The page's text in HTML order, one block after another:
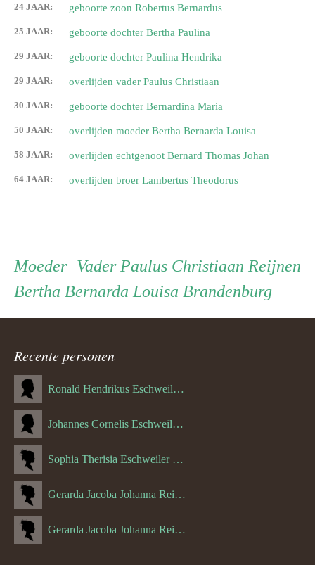
24 JAAR: geboorte zoon Robertus Bernardus
25 JAAR: geboorte dochter Bertha Paulina
29 JAAR: geboorte dochter Paulina Hendrika
29 JAAR: overlijden vader Paulus Christiaan
30 JAAR: geboorte dochter Bernardina Maria
50 JAAR: overlijden moeder Bertha Bernarda Louisa
58 JAAR: overlijden echtgenoot Bernard Thomas Johan
64 JAAR: overlijden broer Lambertus Theodorus
Persoon
ouder
navigatie
Vader Vader
Paulus Christiaan Reijnen
MoederMoeder
Bertha Bernarda Louisa Brandenburg
Recente personen
Ronald Hendrikus Eschweiler (04-12-1957)
Johannes Cornelis Eschweiler (06-10-1927)
Sophia Therisia Eschweiler (05-07-1923)
Gerarda Jacoba Johanna Reijnen (27-10-1908)
Gerarda Jacoba Johanna Reijnen (10-04-1910)